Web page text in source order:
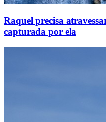
Raquel precisa
capturada por ela